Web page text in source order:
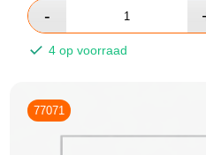
4 op voorraad
77071